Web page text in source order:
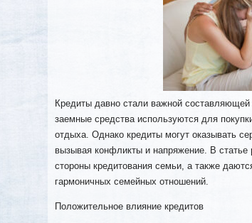
Кредиты давно стали важной
заемные средства используются для
отдыха. Однако кредиты могут оказывать
вызывая конфликты и напряжение. В
стороны кредитования семьи, а также
гармоничных семейных отношений.
Положительное влияние кредитов